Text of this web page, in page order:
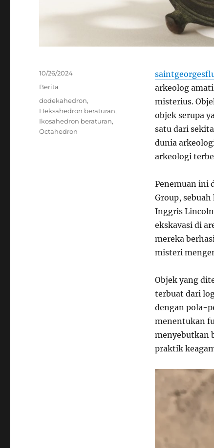
arkeolog
misterius.
objek serupa
satu dari
dunia
arkeologi
Penemuan ini
Group,
Inggris
ekskavasi di
mereka
misteri
Objek yang
terbuat dari
dengan pola-
menentukan
menyebutkan
praktik
Posted
10/26/2024
Categories
Berita
Tags
dodekahedron,
Heksahedron beraturan,
Ikosahedron beraturan,
Octahedron